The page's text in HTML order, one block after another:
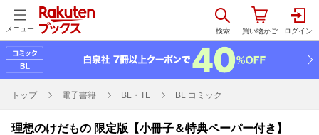
メニュー
トップ 電子書籍 BL・TL BL コミック
理想のけだもの 限定版【小冊子＆特典ペーパー付き】